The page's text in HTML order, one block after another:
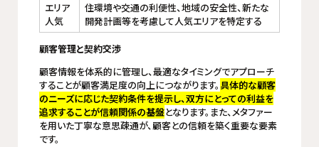
エリア
人気
住環境や交通の利便性、地域の安全性、新たな
開発計画等を考慮して人気エリアを特定する
顧客管理と契約交渉
顧客情報を体系的に管理し、最適なタイミングでアプローチ
することが顧客満足度の向上につながります。 具体的な顧客
のニーズに応じた契約条件を提示し、双方にとっての利益を
追求することが信頼関係の基盤となります。また、メタファー
を用いた丁寧な意思疎通が、顧客との信頼を築く重要な要素
です。